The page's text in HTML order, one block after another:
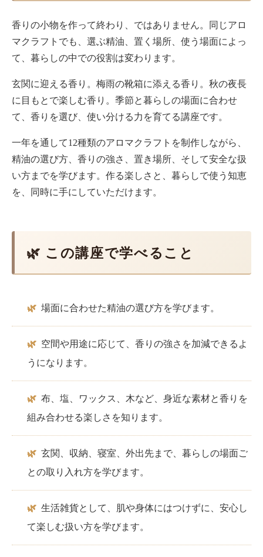
香りの小物を作って終わり、ではありません。同じアロ
マクラフトでも、選ぶ精油、置く場所、使う場面によっ
て、暮らしの中での役割は変わります。
玄関に迎える香り。梅雨の靴箱に添える香り。秋の夜長
に目もとで楽しむ香り。季節と暮らしの場面に合わせ
て、香りを選び、使い分ける力を育てる講座です。
一年を通して12種類のアロマクラフトを制作しながら、
精油の選び方、香りの強さ、置き場所、そして安全な扱
い方までを学びます。作る楽しさと、暮らしで使う知恵
を、同時に手にしていただけます。
🌿 この講座で学べること
🌿 場面に合わせた精油の選び方を学びます。
🌿 空間や用途に応じて、香りの強さを加減できるよ
うになります。
🌿 布、塩、ワックス、木など、身近な素材と香りを
組み合わせる楽しさを知ります。
🌿 玄関、収納、寝室、外出先まで、暮らしの場面ご
との取り入れ方を学びます。
🌿 生活雑貨として、肌や身体にはつけずに、安心し
て楽しむ扱い方を学びます。